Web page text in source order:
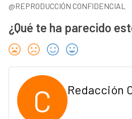
@REPRODUCCIÓN CONFIDENCIAL
¿Qué te ha parecido
C Redacción